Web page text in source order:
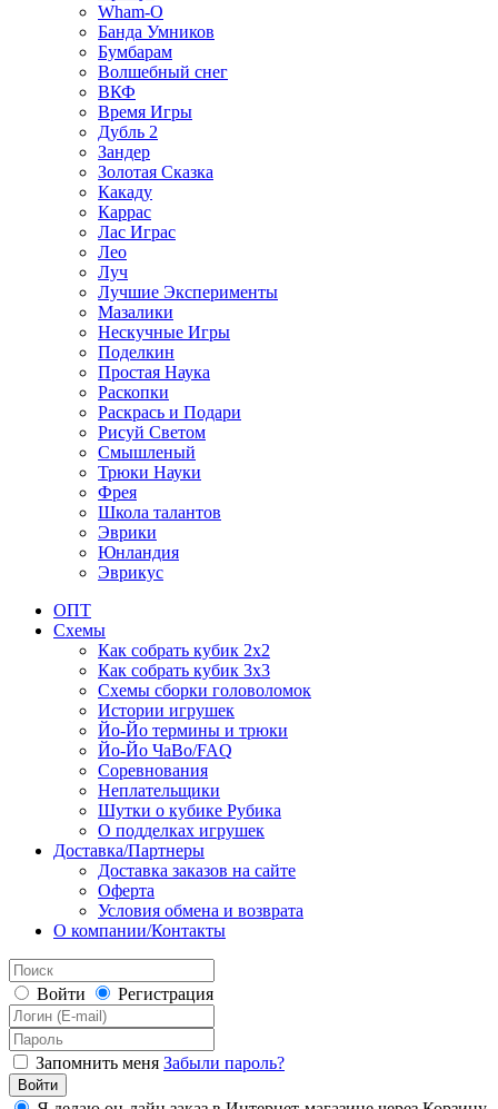
Wham-O
Банда Умников
Бумбарам
Волшебный снег
ВКФ
Время Игры
Дубль 2
Зандер
Золотая Сказка
Какаду
Каррас
Лас Играс
Лео
Луч
Лучшие Эксперименты
Мазалики
Нескучные Игры
Поделкин
Простая Наука
Раскопки
Раскрась и Подари
Рисуй Светом
Смышленый
Трюки Науки
Фрея
Школа талантов
Эврики
Юнландия
Эврикус
ОПТ
Схемы
Как собрать кубик 2х2
Как собрать кубик 3х3
Схемы сборки головоломок
Истории игрушек
Йо-Йо термины и трюки
Йо-Йо ЧаВо/FAQ
Соревнования
Неплательщики
Шутки о кубике Рубика
О подделках игрушек
Доставка/Партнеры
Доставка заказов на сайте
Оферта
Условия обмена и возврата
О компании/Контакты
Войти Регистрация
Запомнить меня Забыли пароль?